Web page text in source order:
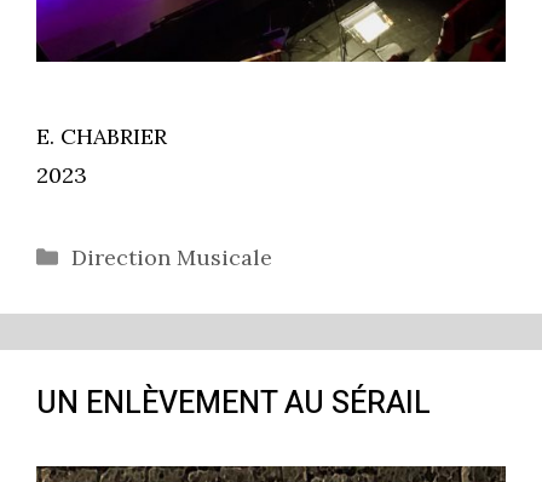
E. CHABRIER
2023
Catégories
Direction Musicale
UN ENLÈVEMENT AU SÉRAIL